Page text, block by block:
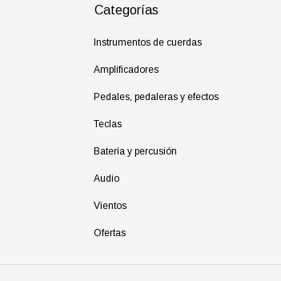
Categorías
Instrumentos de cuerdas
Amplificadores
Pedales, pedaleras y efectos
Teclas
Batería y percusión
Audio
Vientos
Ofertas